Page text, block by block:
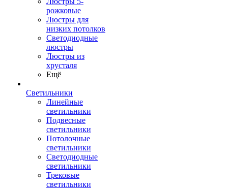
рожковые
Люстры для
низких потолков
Cветодиодные
люстры
Люстры из
хрусталя
Ещё
Светильники
Линейные
светильники
Подвесные
светильники
Потолочные
светильники
Светодиодные
светильники
Трековые
светильники